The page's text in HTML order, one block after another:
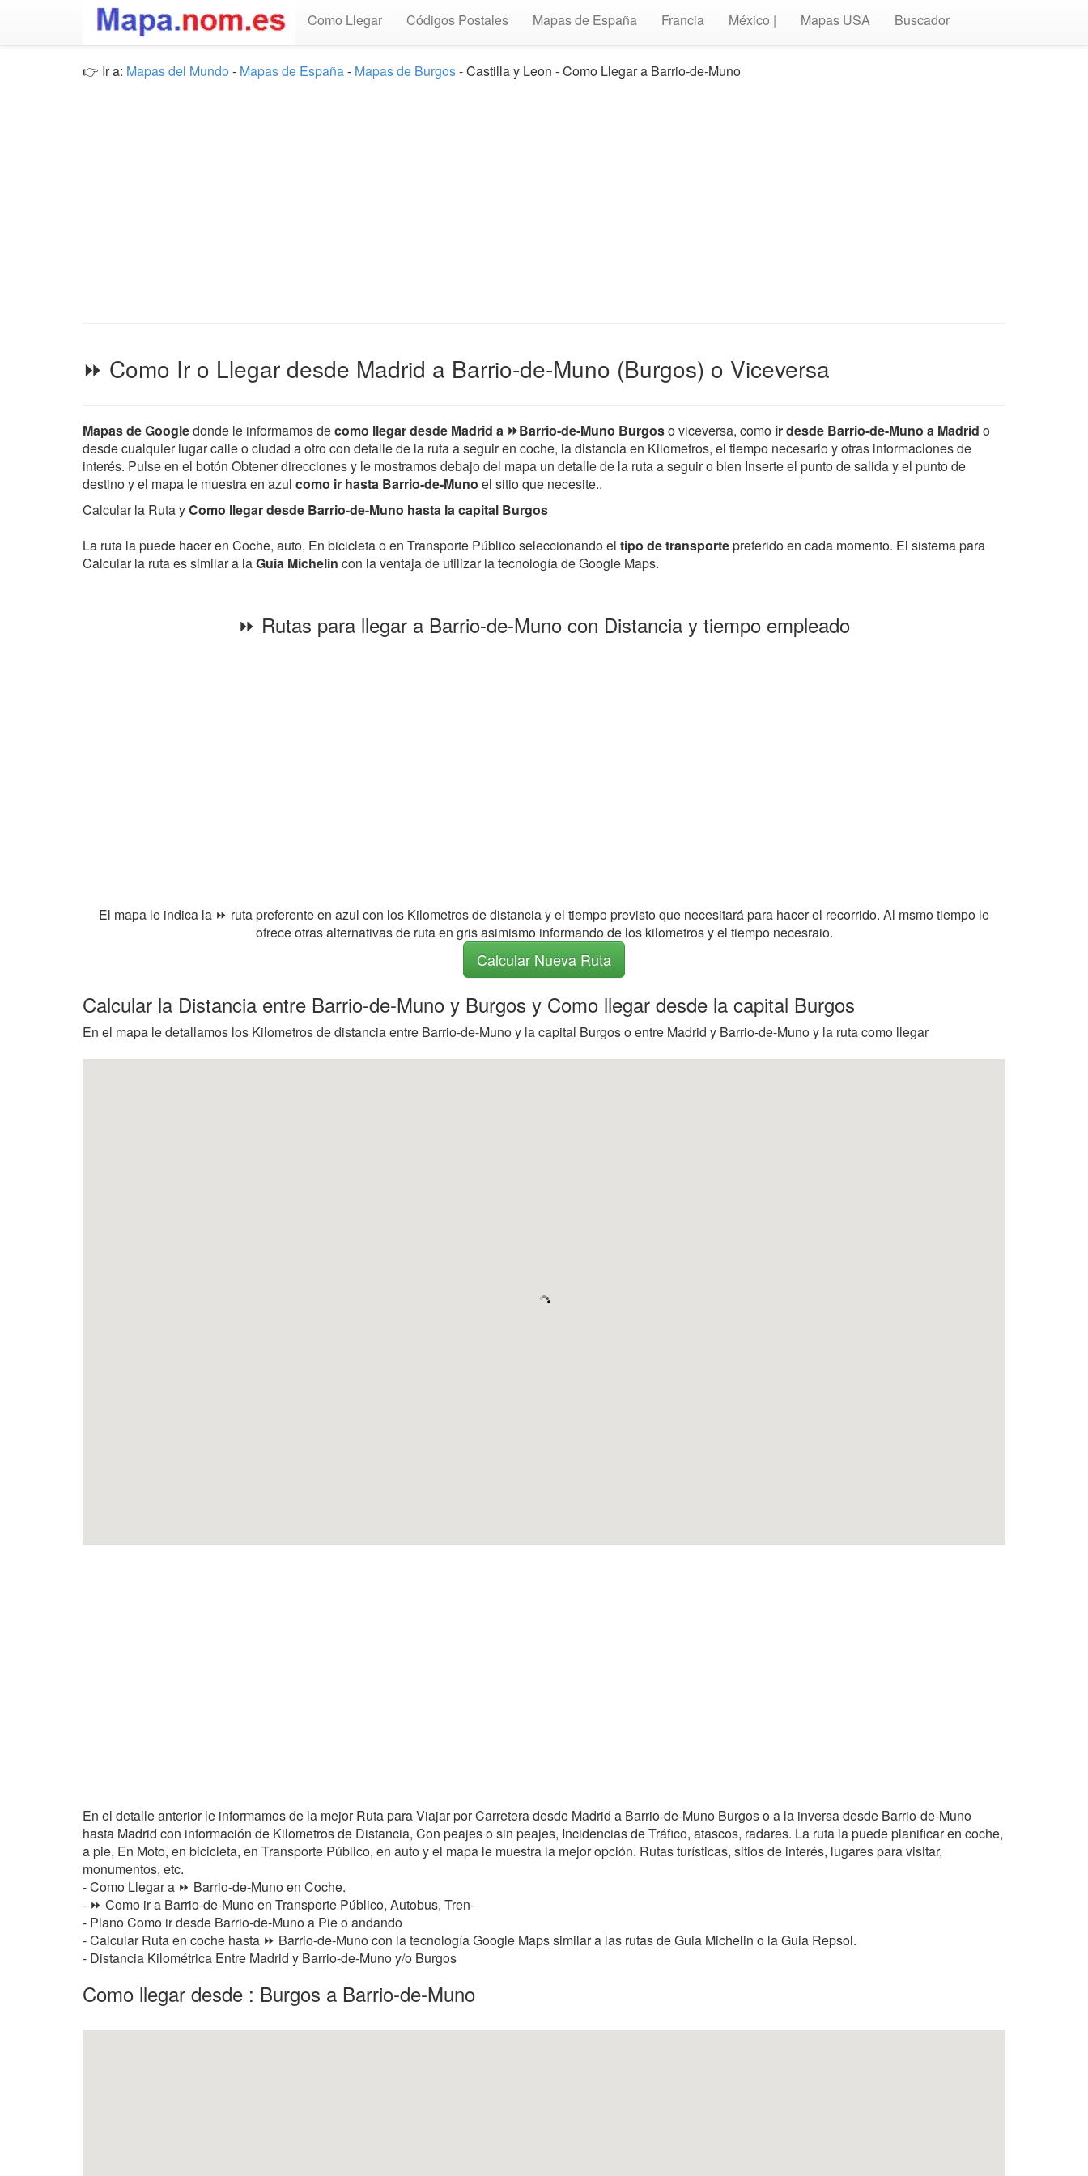
Como Llegar Códigos Postales Mapas de España Francia México | Mapas USA Buscador
👉 Ir a: Mapas del Mundo - Mapas de España- Mapas de Burgos- Castilla y Leon - Como Llegar a Barrio-de-Muno
⏩ Como Ir o Llegar desde Madrid a Barrio-de-Muno (Burgos) o Viceversa
Mapas de Googledonde le informamos decomo llegar desde Madrid a ⏩Barrio-de-Muno Burgoso viceversa, como ir desde Barrio-de-Muno a Madrid o
desde cualquier lugar calle o ciudad a otro con detalle de la ruta a seguir en coche, la distancia en Kilometros, el tiempo necesario y otras informaciones de
interés. Pulse en el botón Obtener direcciones y le mostramos debajo del mapa un detalle de la ruta a seguir o bien Inserte el punto de salida y el punto de
destino y el mapa le muestra en azul como ir hasta Barrio-de-Muno el sitio que necesite..
Calcular la Ruta yComo llegar desde Barrio-de-Muno hasta la capital Burgos
La ruta la puede hacer en Coche, auto, En bicicleta o en Transporte Público seleccionando el tipo de transportepreferido en cada momento. El sistema para
Calcular la ruta es similar a laGuia Michelin con la ventaja de utilizar la tecnología de Google Maps.
⏩ Rutas para llegar a Barrio-de-Muno con Distancia y tiempo empleado
El mapa le indica la ⏩ ruta preferente en azul con los Kilometros de distancia y el tiempo previsto que necesitará para hacer el recorrido. Al msmo tiempo le
ofrece otras alternativas de ruta en gris asimismo informando de los kilometros y el tiempo necesraio.
Calcular Nueva Ruta
Calcular la Distancia entre Barrio-de-Muno y Burgos y Como llegar desde la capital Burgos
En el mapa le detallamos los Kilometros de distancia entre Barrio-de-Muno y la capital Burgos o entre Madrid y Barrio-de-Muno y la ruta como llegar
En el detalle anterior le informamos de la mejor Ruta para Viajar por Carretera desde Madrid a Barrio-de-Muno Burgos o a la inversa desde Barrio-de-Muno
hasta Madrid con información de Kilometros de Distancia, Con peajes o sin peajes, Incidencias de Tráfico, atascos, radares. La ruta la puede planificar en coche,
a pie, En Moto, en bicicleta, en Transporte Público, en auto y el mapa le muestra la mejor opción. Rutas turísticas, sitios de interés, lugares para visitar,
monumentos, etc.
- Como Llegar a ⏩ Barrio-de-Muno en Coche.
- ⏩ Como ir a Barrio-de-Muno en Transporte Público, Autobus, Tren-
- Plano Como ir desde Barrio-de-Muno a Pie o andando
- Calcular Ruta en coche hasta ⏩ Barrio-de-Muno con la tecnología Google Maps similar a las rutas de Guia Michelin o la Guia Repsol.
- Distancia Kilométrica Entre Madrid y Barrio-de-Muno y/o Burgos
Como llegar desde : Burgos a Barrio-de-Muno